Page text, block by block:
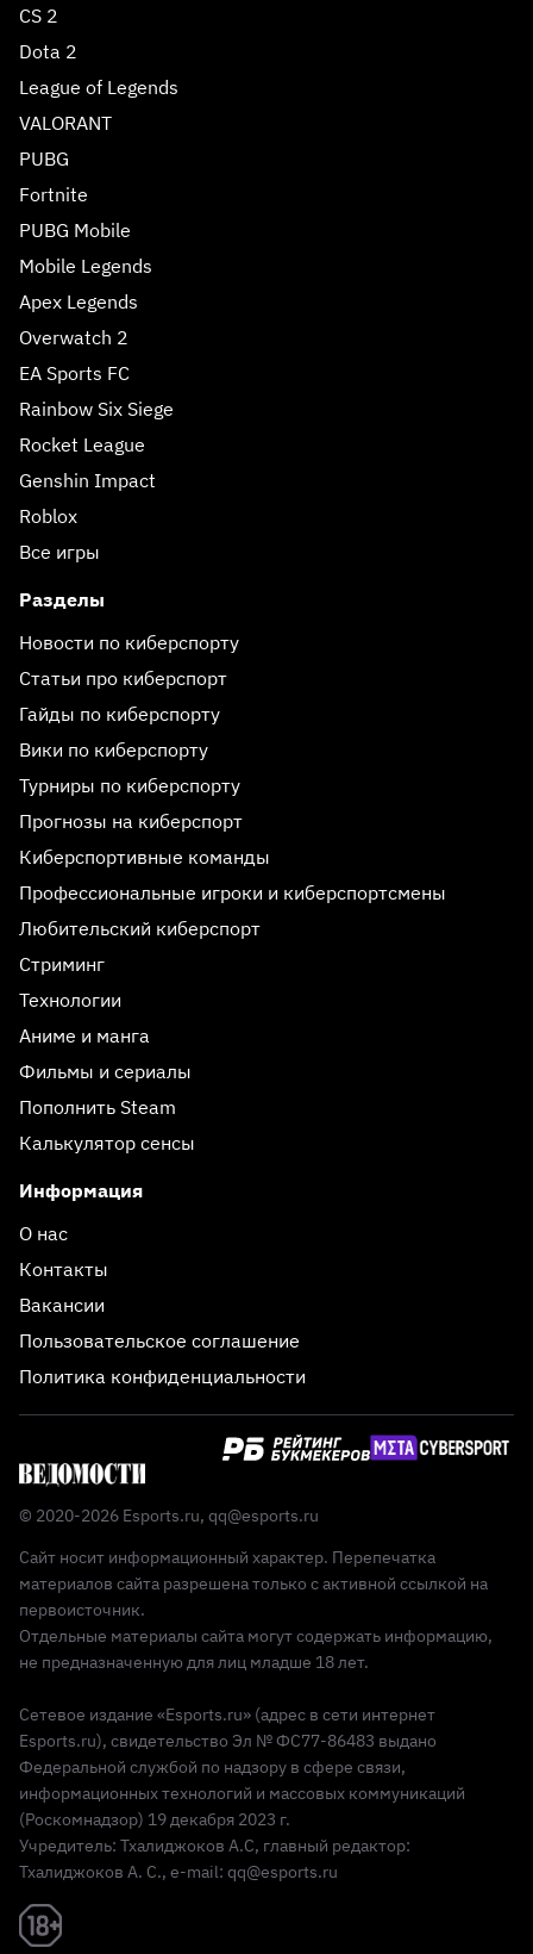
CS 2
Dota 2
League of Legends
VALORANT
PUBG
Fortnite
PUBG Mobile
Mobile Legends
Apex Legends
Overwatch 2
EA Sports FC
Rainbow Six Siege
Rocket League
Genshin Impact
Roblox
Все игры
Разделы
Новости по киберспорту
Статьи про киберспорт
Гайды по киберспорту
Вики по киберспорту
Турниры по киберспорту
Прогнозы на киберспорт
Киберспортивные команды
Профессиональные игроки и киберспортсмены
Любительский киберспорт
Стриминг
Технологии
Аниме и манга
Фильмы и сериалы
Пополнить Steam
Калькулятор сенсы
Информация
О нас
Контакты
Вакансии
Пользовательское соглашение
Политика конфиденциальности
© 2020-2026 Esports.ru, qq@esports.ru
Сайт носит информационный характер. Перепечатка
материалов сайта разрешена только с активной ссылкой на
первоисточник.
Отдельные материалы сайта могут содержать информацию,
не предназначенную для лиц младше 18 лет.
Сетевое издание «Esports.ru» (адрес в сети интернет
Esports.ru), свидетельство Эл № ФС77-86483 выдано
Федеральной службой по надзору в сфере связи,
информационных технологий и массовых коммуникаций
(Роскомнадзор) 19 декабря 2023 г.
Учредитель: Тхалиджоков А.С, главный редактор:
Тхалиджоков А. С., e-mail: qq@esports.ru